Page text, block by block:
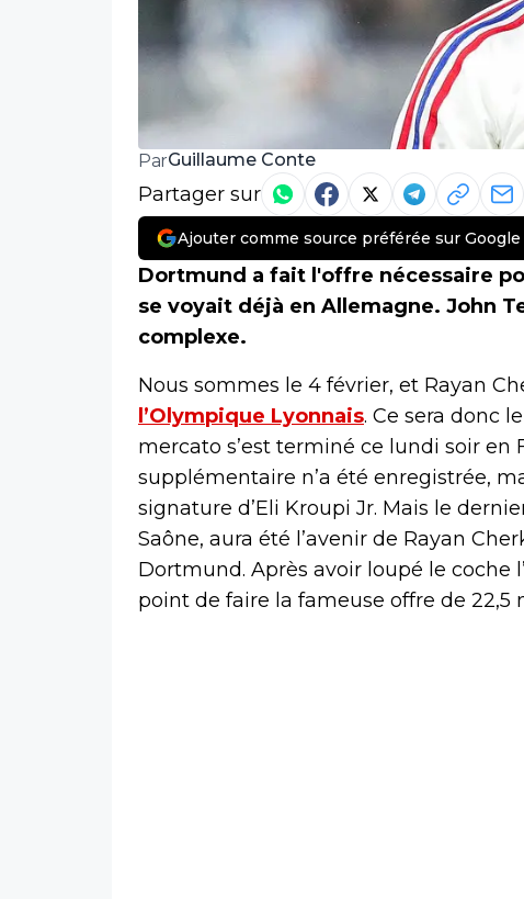
ParGuillaume Conte
Partager sur
Ajouter comme source préférée sur Google
Dortmund a fait l'offre nécessaire
se voyait déjà en Allemagne. John
complexe.
Nous sommes le 4 février, et Rayan
l’Olympique Lyonnais. Ce sera donc
mercato s’est terminé ce lundi soir en
supplémentaire n’a été enregistrée,
signature d’Eli Kroupi Jr. Mais le
Saône, aura été l’avenir de Rayan
Dortmund. Après avoir loupé le coche
point de faire la fameuse offre de